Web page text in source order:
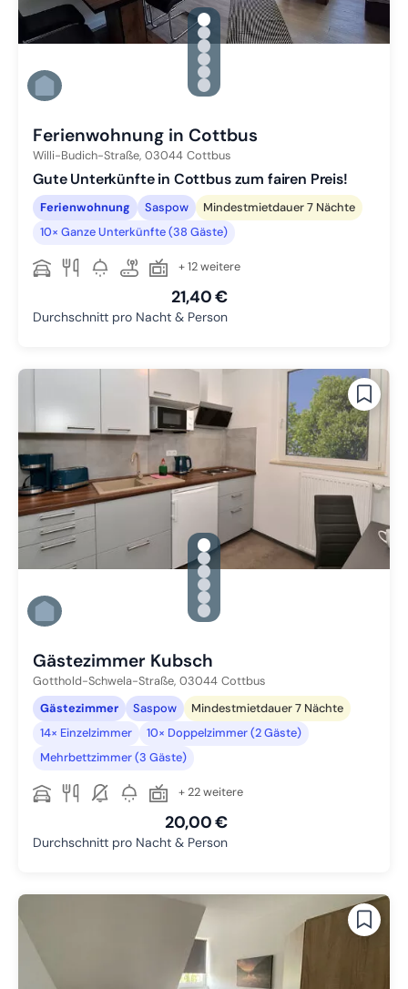
gallery.slide_selector
Zu Slide 1 wechseln
Zu Slide 2 wechseln
Zu Slide 3 wechseln
Zu Slide 4 wechseln
Zu Slide 5 wechseln
Zu Slide 6 wechseln
Ferienwohnung in Cottbus
Willi-Budich-Straße, 03044 Cottbus
Gute Unterkünfte in Cottbus zum fairen Preis!
Ferienwohnung Saspow
Mindestmietdauer 7 Nächte
10× Ganze Unterkünfte (38 Gäste)
+ 12 weitere
21,40 €
Durchschnitt pro Nacht & Person
gallery.slide_selector
Zu Slide 1 wechseln
Zu Slide 2 wechseln
Zu Slide 3 wechseln
Zu Slide 4 wechseln
Zu Slide 5 wechseln
Zu Slide 6 wechseln
Gästezimmer Kubsch
Gotthold-Schwela-Straße, 03044 Cottbus
Gästezimmer
Saspow
Mindestmietdauer 7 Nächte
14× Einzelzimmer
10× Doppelzimmer (2 Gäste)
Mehrbettzimmer (3 Gäste)
+ 22 weitere
20,00 €
Durchschnitt pro Nacht & Person